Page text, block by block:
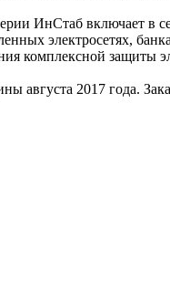
ИнСтаб включает в
электросетях,
комплексной защиты
августа 2017 года.